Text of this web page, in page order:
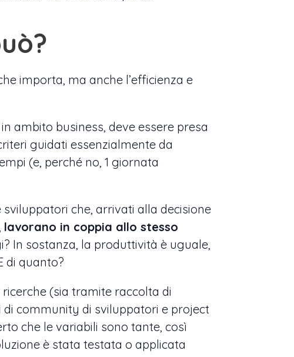
importa, ma anche l’efficienza e
ambito business, deve essere presa
guidati essenzialmente da
(e, perché no, 1 giornata
che, arrivati alla decisione
lavorano in coppia allo stesso
In sostanza, la produttività è uguale,
di quanto?
(sia tramite raccolta di
community di sviluppatori e project
che le variabili sono tante, così
è stata testata o applicata